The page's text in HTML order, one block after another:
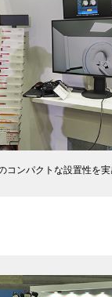
コンパクトな設置性を